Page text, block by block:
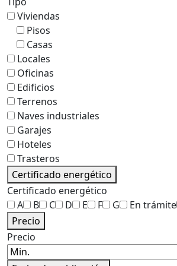
Viviendas
Pisos
Casas
Locales
Oficinas
Edificios
Terrenos
Naves industriales
Garajes
Hoteles
Trasteros
Certificado energético
Certificado energético
A
B C D E F G En trámite
Precio
Precio